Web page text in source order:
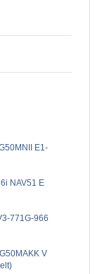
E1-
NAV51 E
771G-966
V